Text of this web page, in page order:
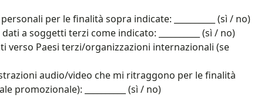
per le finalità sopra indicate: __________ (sì / no)
a soggetti terzi come indicato: __________ (sì / no)
verso Paesi terzi/organizzazioni internazionali (se
audio/video che mi ritraggono per le finalità
promozionale): __________ (sì / no)